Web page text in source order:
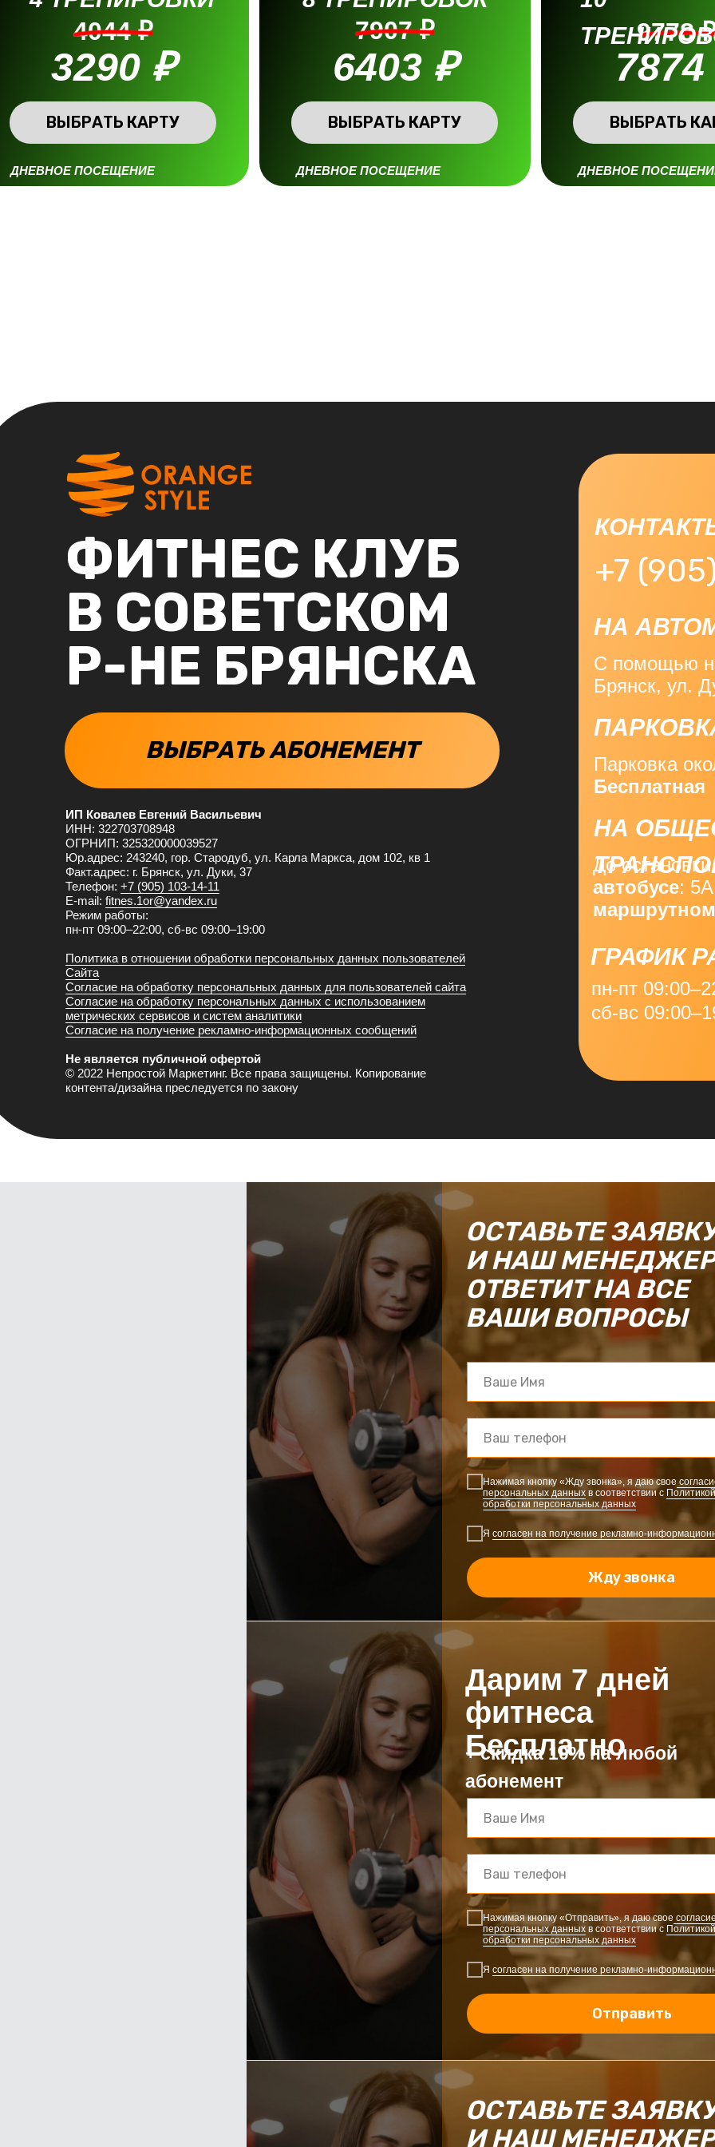
ВЫБРАТЬ
ВЫБРАТЬ КАРТУ
7874
9778
ДНЕВНОЕ
6403 ₽
7907 ₽
ДНЕВНОЕ ПОСЕЩЕНИЕ
3290 ₽
4044 ₽
ВЫБРАТЬ КАРТУ
ДНЕВНОЕ ПОСЕЩЕНИЕ
+7
ГРАФИК
НА
С помощью
Брянск, ул.
Парковка
Бесплатная
НА
До
автобусе:
маршрутном
ФИТНЕС КЛУБ
В СОВЕТСКОМ
Р-НЕ БРЯНСКА
пн-пт
сб-вс
ИП Ковалев Евгений Васильевич
ИНН: 322703708948
ОГРНИП: 325320000039527
Юр.адрес: 243240, гор. Стародуб, ул. Карла Маркса, дом 102, кв 1
Факт.адрес: г. Брянск, ул. Дуки, 37
Телефон: +7 (905) 103-14-11
E-mail: fitnes.1or@yandex.ru
Режим работы:
пн-пт 09:00–22:00, сб-вс 09:00–19:00
Политика в отношении обработки персональных данных пользователей
Сайта
Согласие на обработку персональных данных для пользователей сайта
Согласие на обработку персональных данных с использованием
метрических сервисов и систем аналитики
Согласие на получение рекламно-информационных сообщений
Не является публичной офертой
© 2022 Непростой Маркетинг. Все права защищены. Копирование
контента/дизайна преследуется по закону
ВЫБРАТЬ АБОНЕМЕНТ
Нажимая кнопку «Жду звонка», я даю свое
персональных данных в соответствии с
обработки персональных данных
Я согласен на получение рекламно-
Жду звонка
или
ОСТАВЬТЕ
И НАШ МЕНЕДЖЕР
ОТВЕТИТ НА ВСЕ
ВАШИ ВОПРОСЫ
Нажимая кнопку «Отправить», я даю свое
персональных данных в соответствии с
обработки персональных данных
Я согласен на получение рекламно-
Отправить
Дарим 7 дней
фитнеса
Бесплатно
+ скидка 10% на любой
абонемент
ОСТАВЬТЕ
И НАШ МЕНЕДЖЕР